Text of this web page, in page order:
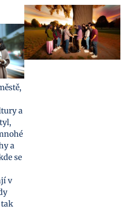
a
a
se
v
tak